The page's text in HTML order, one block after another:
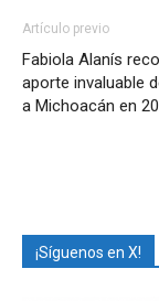
Artículo previo
Fabiola Alanís
aporte invaluable
a Michoacán en
¡Síguenos en X!